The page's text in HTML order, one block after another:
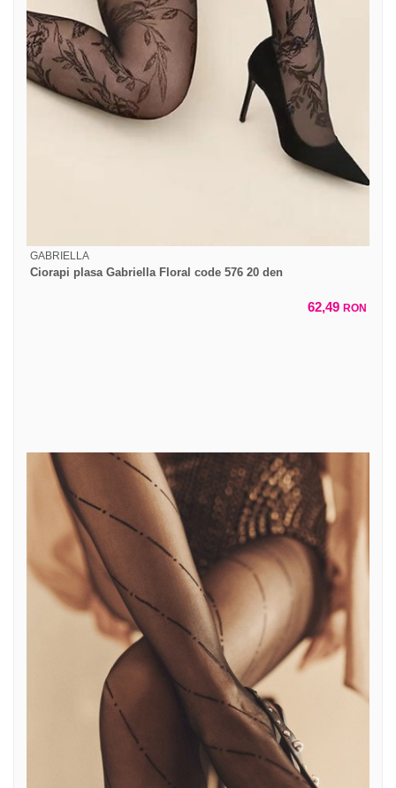
GABRIELLA
Ciorapi plasa Gabriella Floral code 576 20 den
62,49 RON